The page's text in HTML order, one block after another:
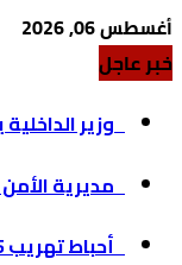
أغسطس 06, 2026
خبر عاجل
وزير
مديرية الأمن العام
أحباط تهريب 45 كغم من الكريستال القاتل في أكبر...